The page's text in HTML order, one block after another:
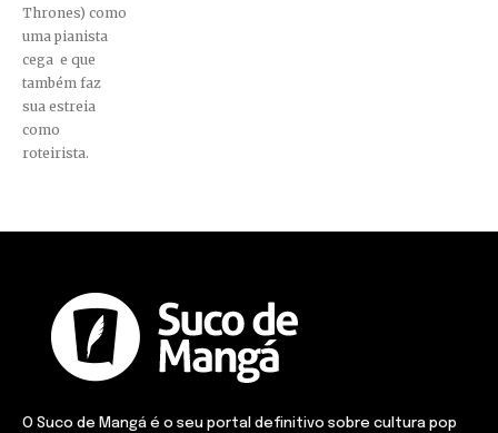
Thrones) como
uma pianista
cega e que
também faz
sua estreia
como
roteirista.
O Suco de Mangá é o seu portal definitivo sobre cultura pop